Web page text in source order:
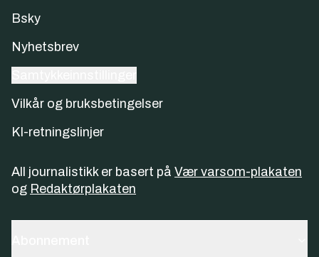
Bsky
Nyhetsbrev
Vilkår og bruksbetingelser
KI-retningslinjer
All journalistikk er basert på Vær varsom-plakaten
og Redaktørplakaten